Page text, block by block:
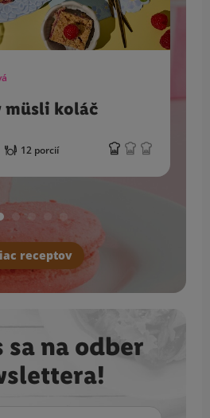
müsli koláč
12 porcií
receptov
na odber